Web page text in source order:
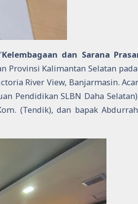
Kelembagaan dan Sarana
Provinsi Kalimantan Selatan
River View, Banjarmasin.
Pendidikan SLBN Daha
(Tendik), dan bapak